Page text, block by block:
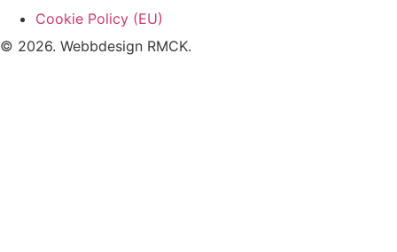
Cookie Policy (EU)
© 2026. Webbdesign RMCK.